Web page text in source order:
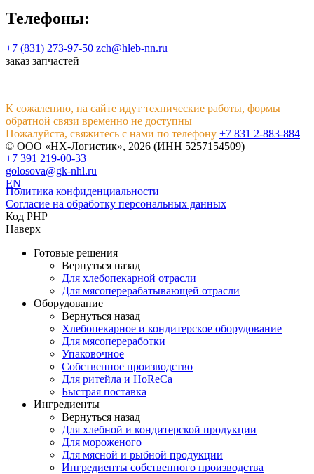
Телефоны:
+7 (831) 273-97-50 zch@hleb-nn.ru
заказ запчастей
К сожалению, на сайте идут технические работы, формы
обратной связи временно не доступны
Пожалуйста, свяжитесь с нами по телефону +7 831 2-883-884
© ООО «НХ-Логистик», 2026 (ИНН 5257154509)
+7 391 219-00-33
golosova@gk-nhl.ru
EN
Политика конфиденциальности
Согласие на обработку персональных данных
Код PHP
Наверх
Готовые решения
Вернуться назад
Для хлебопекарной отрасли
Для мясоперерабатывающей отрасли
Оборудование
Вернуться назад
Хлебопекарное и кондитерское оборудование
Для мясопереработки
Упаковочное
Собственное производство
Для ритейла и HoReCa
Быстрая поставка
Ингредиенты
Вернуться назад
Для хлебной и кондитерской продукции
Для мороженого
Для мясной и рыбной продукции
Ингредиенты собственного производства